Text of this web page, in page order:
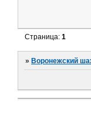
Страница:1
» Воронежский